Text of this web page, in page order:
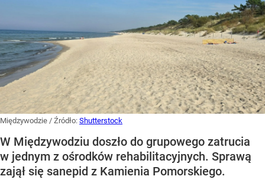
Międzywodzie / Źródło: Shutterstock
W Międzywodziu doszło do grupowego zatrucia
w jednym z ośrodków rehabilitacyjnych. Sprawą
zajął się sanepid z Kamienia Pomorskiego.